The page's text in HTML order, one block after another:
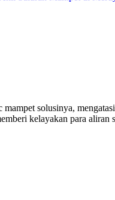
solusinya,
kelayakan para aliran